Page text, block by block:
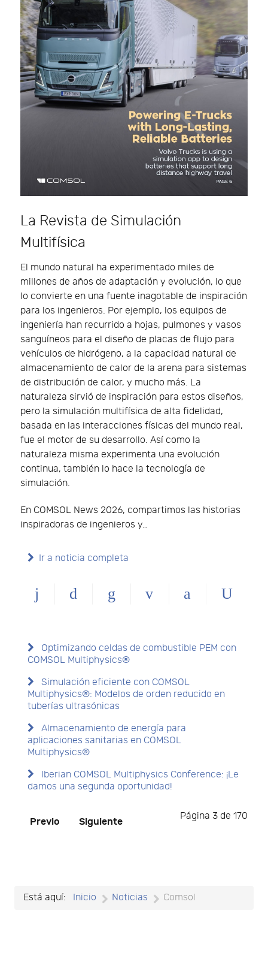
La Revista de Simulación
Multifísica
El mundo natural ha experimentado miles de
millones de años de adaptación y evolución, lo que
lo convierte en una fuente inagotable de inspiración
para los ingenieros. Por ejemplo, los equipos de
ingeniería han recurrido a hojas, pulmones y vasos
sanguíneos para el diseño de placas de flujo para
vehículos de hidrógeno, a la capacidad natural de
almacenamiento de calor de la arena para sistemas
de distribución de calor, y mucho más. La
naturaleza sirvió de inspiración para estos diseños,
pero la simulación multifísica de alta fidelidad,
basada en las interacciones físicas del mundo real,
fue el motor de su desarrollo. Así como la
naturaleza misma experimenta una evolución
continua, también lo hace la tecnología de
simulación.
En COMSOL News 2026, compartimos las historias
inspiradoras de ingenieros y…
Ir a noticia completa
Optimizando celdas de combustible PEM con
COMSOL Multiphysics®
Simulación eficiente con COMSOL
Multiphysics®: Modelos de orden reducido en
tuberías ultrasónicas
Almacenamiento de energía para
aplicaciones sanitarias en COMSOL
Multiphysics®
Iberian COMSOL Multiphysics Conference: ¡Le
damos una segunda oportunidad!
Página 3 de 170
Previo Siguiente
Está aquí: Inicio Noticias Comsol